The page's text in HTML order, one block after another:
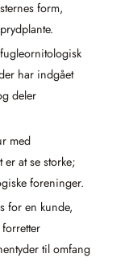
form,
har indgået
deler
med
at se storke;
foreninger.
for en kunde,
til omfang